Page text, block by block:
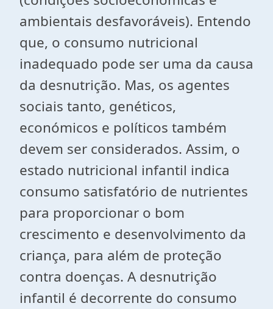
ambientais desfavoráveis). Entendo
que, o consumo nutricional
inadequado pode ser uma da causa
da desnutrição. Mas, os agentes
sociais tanto, genéticos,
económicos e políticos também
devem ser considerados. Assim, o
estado nutricional infantil indica
consumo satisfatório de nutrientes
para proporcionar o bom
crescimento e desenvolvimento da
criança, para além de proteção
contra doenças. A desnutrição
infantil é decorrente do consumo